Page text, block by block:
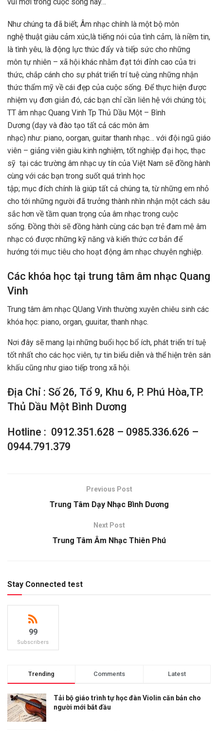
Như chúng ta đã biết; Âm nhạc chính là một bộ môn
nghệ thuật giàu cảm xúc,là tiếng nói của tình cảm, là niềm tin,
là tình yêu, là động lực thúc đẩy và tiếp sức cho những
môn tự nhiên – xã hội khác nhằm đạt tới đỉnh cao của tri
thức, chắp cánh cho sự phát triển trí tuệ cùng những nhận
thức thẩm mỹ về cái đẹp của cuộc sống. Để thực hiện được
nhiệm vụ đơn giản đó, các bạn chỉ cần liên hệ với chúng tôi;
TT âm nhạc Quang Vinh Tp Thủ Dầu Một – Bình
Dương (dạy và đào tạo tất cả các môn âm
nhạc) như: piano, oorgan, guitar thanh nhạc… với đội ngũ giáo
viên – giảng viên giàu kinh nghiệm, tốt nghiệp đại học, thạc
sỹ tại các trường âm nhạc uy tín của Việt Nam sẽ đồng hành
cùng với các bạn trong suốt quá trình học
tập; mục đích chính là giúp tất cả chúng ta, từ những em nhỏ
cho tới những người đã trưởng thành nhìn nhận một cách sâu
sắc hơn về tầm quan trọng của âm nhạc trong cuộc
sống. Đồng thời sẽ đồng hành cùng các bạn trẻ đam mê âm
nhạc có được những kỹ năng và kiến thức cơ bản để
hướng tới mục tiêu cho hoạt động âm nhạc chuyên nghiệp.
Các khóa học tại trung tâm âm nhạc Quang
Vinh
Trung tâm âm nhạc QUang Vinh thường xuyên chiêu sinh các
khóa học: piano, organ, guuitar, thanh nhạc.
Nơi đây sẽ mang lại những buổi học bổ ích, phát triển trí tuệ
tốt nhất cho các học viên, tự tin biểu diễn và thể hiện trên sân
khấu cũng như giao tiếp trong xã hội.
Địa Chỉ : Số 26, Tổ 9, Khu 6, P. Phú Hòa,TP.
Thủ Dầu Một Bình Dương
Hotline : 0912.351.628 – 0985.336.626 –
0944.791.379
Previous Post
Trung Tâm Dạy Nhạc Bình Dương
Next Post
Trung Tâm Âm Nhạc Thiên Phú
Stay Connected test
99
Subscribers
Trending Comments Latest
Tải bộ giáo trình tự học đàn Violin căn bản cho
người mới bắt đầu